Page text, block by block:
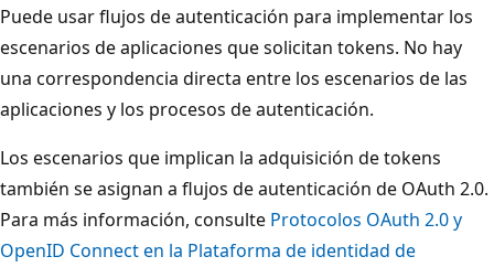
Puede usar flujos de autenticación para implementar los
escenarios de aplicaciones que solicitan tokens. No hay
una correspondencia directa entre los escenarios de las
aplicaciones y los procesos de autenticación.
Los escenarios que implican la adquisición de tokens
también se asignan a flujos de autenticación de OAuth 2.0.
Para más información, consulte Protocolos OAuth 2.0 y
OpenID Connect en la Plataforma de identidad de